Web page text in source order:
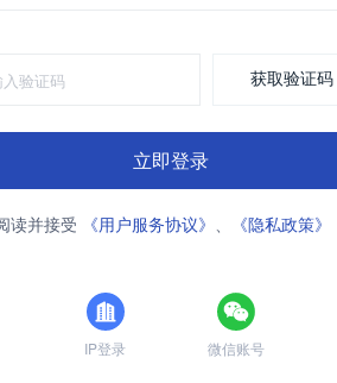
获取验证码
立即登录
读并接受 《用户服务协议》 、 《隐私政策》
IP登录 微信账号